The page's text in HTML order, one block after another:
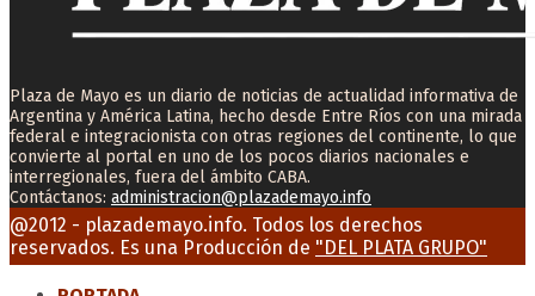
Plaza de Mayo es un diario de noticias de actualidad informativa de
Argentina y América Latina, hecho desde Entre Ríos con una mirada
federal e integracionista con otras regiones del continente, lo que
convierte al portal en uno de los pocos diarios nacionales e
interregionales, fuera del ámbito CABA.
Contáctanos: administracion@plazademayo.info
Facebook
Twitter
Instagram
Youtube
Email
@2012 - plazademayo.info. Todos los derechos
reservados. Es una Producción de "DEL PLATA GRUPO"